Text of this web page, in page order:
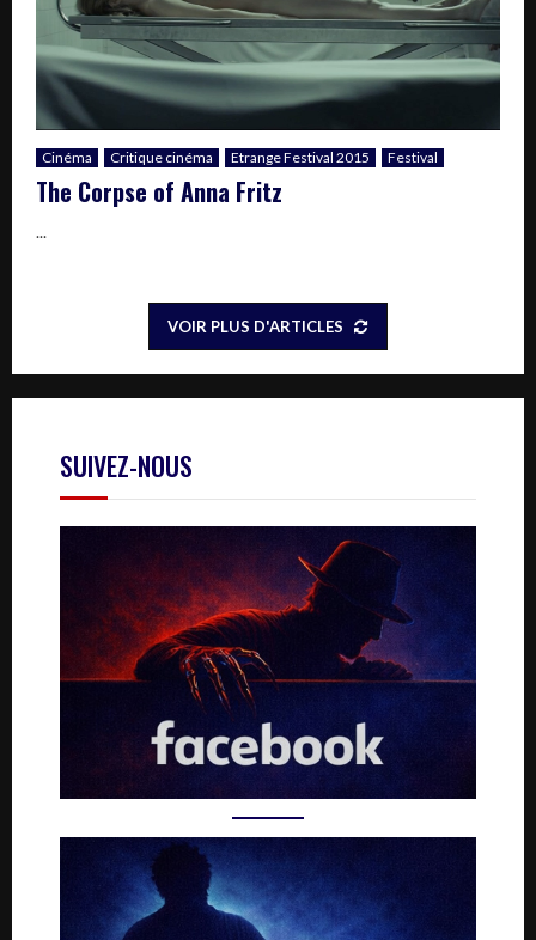
Cinéma Critique cinéma Etrange Festival 2015 Festival
The Corpse of Anna Fritz
...
VOIR PLUS D'ARTICLES
SUIVEZ-NOUS